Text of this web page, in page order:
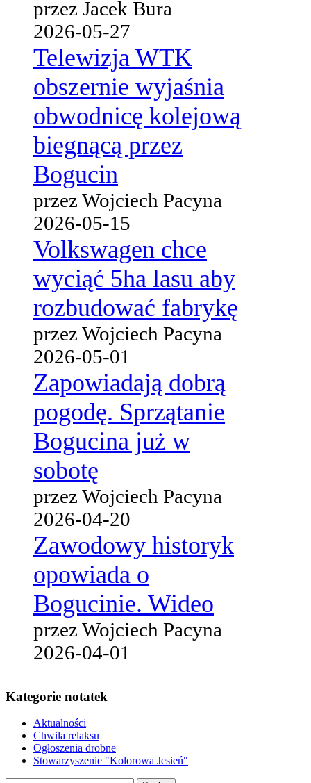
przez Jacek Bura
2026-05-27
Telewizja WTK
obszernie wyjaśnia
obwodnicę kolejową
biegnącą przez
Bogucin
przez Wojciech Pacyna
2026-05-15
Volkswagen chce
wyciąć 5ha lasu aby
rozbudować fabrykę
przez Wojciech Pacyna
2026-05-01
Zapowiadają dobrą
pogodę. Sprzątanie
Bogucina już w
sobotę
przez Wojciech Pacyna
2026-04-20
Zawodowy historyk
opowiada o
Bogucinie. Wideo
przez Wojciech Pacyna
2026-04-01
Kategorie notatek
Aktualności
Chwila relaksu
Ogłoszenia drobne
Stowarzyszenie "Kolorowa Jesień"